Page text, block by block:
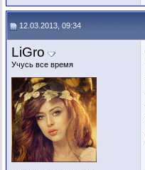
12.03.2013, 09:34
LiGro
Учусь все время